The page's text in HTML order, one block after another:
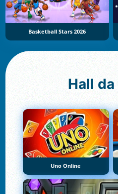
Basketball Stars 2026
Hall da
Uno Online